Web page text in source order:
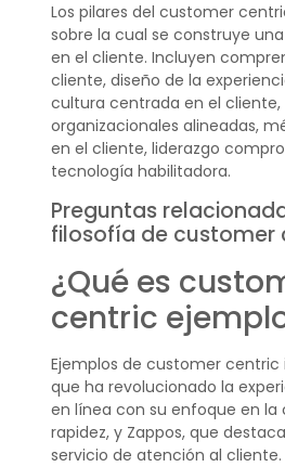
Los pilares del customer
sobre la cual se construye
en el cliente. Incluyen
cliente, diseño de la
cultura centrada en el
organizacionales alineadas,
en el cliente, liderazgo
tecnología habilitadora.
Preguntas
filosofía de customer
¿Qué es
centric
Ejemplos de customer centric
que ha revolucionado la
en línea con su enfoque en la
rapidez, y Zappos, que
servicio de atención al cliente.